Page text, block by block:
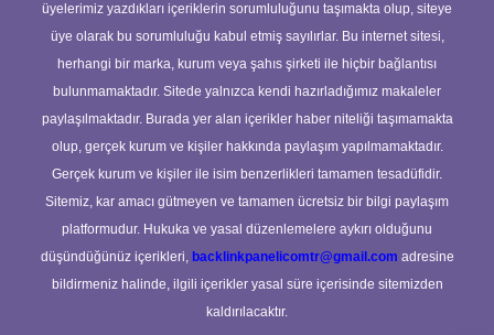
üyelerimiz yazdıkları içeriklerin sorumluluğunu taşımakta olup, siteye
üye olarak bu sorumluluğu kabul etmiş sayılırlar. Bu internet sitesi,
herhangi bir marka, kurum veya şahıs şirketi ile hiçbir bağlantısı
bulunmamaktadır. Sitede yalnızca kendi hazırladığımız makaleler
paylaşılmaktadır. Burada yer alan içerikler haber niteliği taşımamakta
olup, gerçek kurum ve kişiler hakkında paylaşım yapılmamaktadır.
Gerçek kurum ve kişiler ile isim benzerlikleri tamamen tesadüfidir.
Sitemiz, kar amacı gütmeyen ve tamamen ücretsiz bir bilgi paylaşım
platformudur. Hukuka ve yasal düzenlemelere aykırı olduğunu
düşündüğünüz içerikleri, backlinkpanelicomtr@gmail.com adresine
bildirmeniz halinde, ilgili içerikler yasal süre içerisinde sitemizden
kaldırılacaktır.